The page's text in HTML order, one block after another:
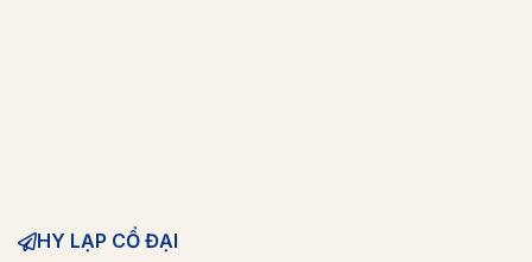
HY LẠP CỔ ĐẠI